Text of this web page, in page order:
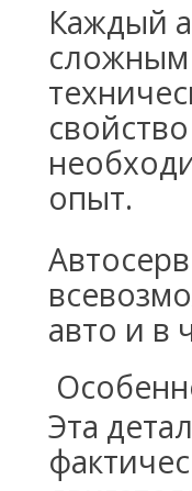
Каждый
сложным
опыт.
авто и в
Эта